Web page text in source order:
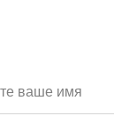
ваше имя